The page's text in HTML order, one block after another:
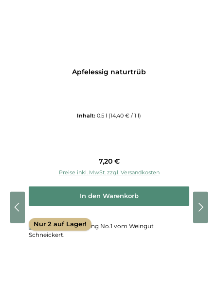
Apfelessig naturtrüb
Inhalt: 0.5 l (14,40 € / 1 l)
Regulärer Preis:
7,20 €
Preise inkl. MwSt. zzgl. Versandkosten
In den Warenkorb
Nur 2 auf Lager!